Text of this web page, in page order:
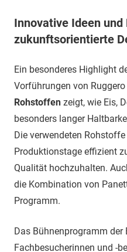
Innovative Ideen
zukunftsorientierte
Ein besonderes Highlight
Vorführungen von
Rohstoffen zeigt, wie Eis,
besonders langer
Die verwendeten
Produktionstage effizient
Qualität hochzuhalten.
die Kombination von
Programm.
Das Bühnenprogramm der
Fachbesucherinnen und -